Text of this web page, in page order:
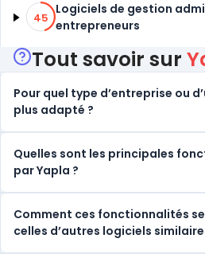
45% de compatibilité
45
Logiciels de gestion
entrepreneurs
Tout savoir sur
Pour quel type d’entreprise ou
plus adapté ?
Quelles sont les principales
par Yapla ?
Comment ces fonctionnalités
celles d’autres logiciels